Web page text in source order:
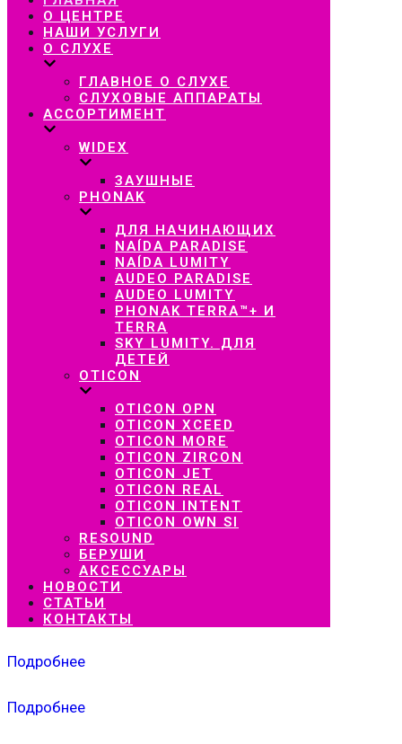
навигацию
О ЦЕНТРЕ
НАШИ УСЛУГИ
О СЛУХЕ
ГЛАВНОЕ О СЛУХЕ
СЛУХОВЫЕ АППАРАТЫ
АССОРТИМЕНТ
WIDEX
ЗАУШНЫЕ
PHONAK
ДЛЯ НАЧИНАЮЩИХ
NAÍDA PARADISE
NAÍDA LUMITY
AUDEO PARADISE
AUDEO LUMITY
PHONAK TERRA™+ И
TERRA
SKY LUMITY. ДЛЯ
ДЕТЕЙ
OTICON
OTICON OPN
OTICON XCEED
OTICON MORE
OTICON ZIRCON
OTICON JET
OTICON REAL
OTICON INTENT
OTICON OWN SI
RESOUND
БЕРУШИ
АКСЕССУАРЫ
НОВОСТИ
СТАТЬИ
КОНТАКТЫ
Подробнее
Подробнее